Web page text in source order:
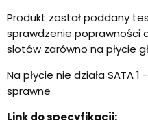
Produkt został poddany
sprawdzenie poprawności
slotów zarówno na płycie
Na płycie nie działa SATA
sprawne
Link do specyfikacji: